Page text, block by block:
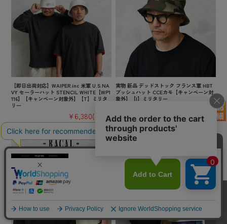
【即日出荷対応】WAIPER.inc 米軍 U.S.NA
VY セーラーハット STENCIL WHITE【WP1
116】【キャンペーン対象外】【T】ミリタ
リー
¥6,380(税込)
実物 新品 デッドストック フランス軍 HBT
ブッシュハット CCEカモ【キャンペーン対
象外】【I】ミリタリー
(税込)